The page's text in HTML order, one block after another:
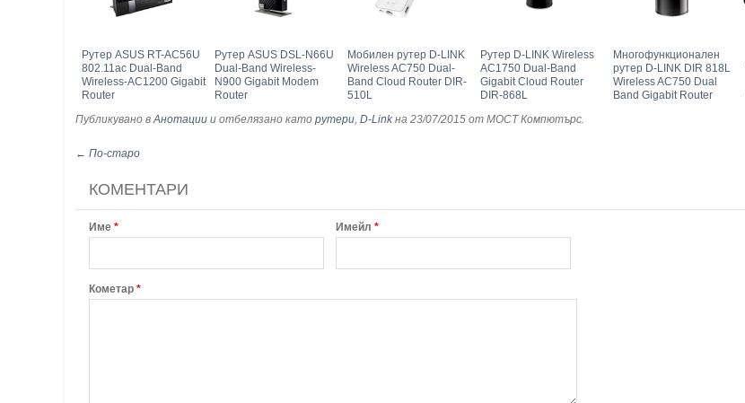
Рутер ASUS RT-AC56U
802.11ac Dual-Band
Wireless-AC1200 Gigabit
Router
Рутер ASUS DSL-N66U
Dual-Band Wireless-
N900 Gigabit Modem
Router
Мобилен рутер D-LINK
Wireless AC750 Dual-
Band Cloud Router DIR-
510L
Рутер D-LINK Wireless
AC1750 Dual-Band
Gigabit Cloud Router
DIR-868L
Многофункционален
рутер D-LINK DIR 818L
Wireless AC750 Dual
Band Gigabit Router
Публикувано вАнотации и отбелязано като рутери, D-Link на 23/07/2015 от МОСТ Компютърс.
← По-старо
КОМЕНТАРИ
Име * Имейл *
Кометар *